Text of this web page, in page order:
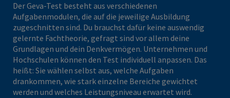
Der Geva-Test besteht aus verschiedenen
Aufgabenmodulen, die auf die jeweilige Ausbildung
zugeschnitten sind. Du brauchst dafür keine auswendig
gelernte Fachtheorie, gefragt sind vor allem deine
Grundlagen und dein Denkvermögen. Unternehmen und
Hochschulen können den Test individuell anpassen. Das
heißt: Sie wählen selbst aus, welche Aufgaben
drankommen, wie stark einzelne Bereiche gewichtet
werden und welches Leistungsniveau erwartet wird.